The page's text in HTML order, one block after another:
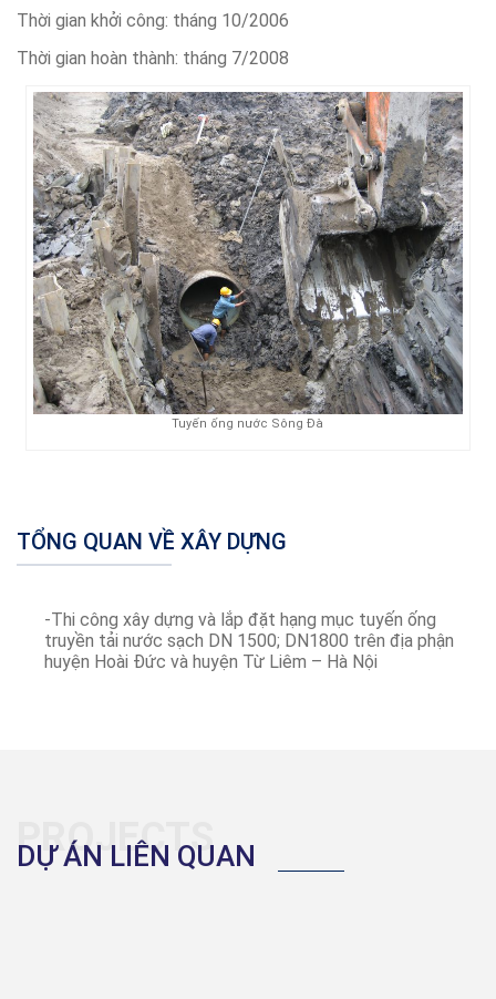
Thời gian khởi công: tháng 10/2006
Thời gian hoàn thành: tháng 7/2008
Tuyến ống nước Sông Đà
TỔNG QUAN VỀ XÂY DỰNG
-Thi công xây dựng và lắp đặt hạng mục tuyến ống
truyền tải nước sạch DN 1500; DN1800 trên địa phận
huyện Hoài Đức và huyện Từ Liêm – Hà Nội
PROJECTS
DỰ ÁN LIÊN QUAN